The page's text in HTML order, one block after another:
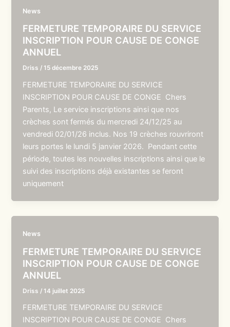
News
FERMETURE TEMPORAIRE DU SERVICE
INSCRIPTION POUR CAUSE DE CONGE
ANNUEL
Driss /15 décembre 2025
FERMETURE TEMPORAIRE DU SERVICE
INSCRIPTION POUR CAUSE DE CONGE Chers
Parents, Le service inscriptions ainsi que nos
crèches sont fermés du mercredi 24/12/25 au
vendredi 02/01/26 inclus. Nos 19 crèches rouvriront
leurs portes le lundi 5 janvier 2026. Pendant cette
période, toutes les nouvelles inscriptions ainsi que le
suivi des inscriptions déjà existantes se feront
uniquement
News
FERMETURE TEMPORAIRE DU SERVICE
INSCRIPTION POUR CAUSE DE CONGE
ANNUEL
Driss /14 juillet 2025
FERMETURE TEMPORAIRE DU SERVICE
INSCRIPTION POUR CAUSE DE CONGE Chers